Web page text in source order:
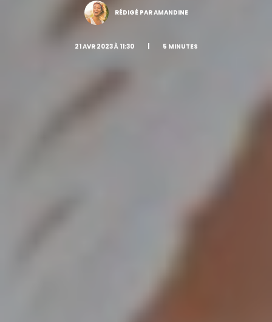
RÉDIGÉ PAR AMANDINE
21 AVR 2023 À 11:30 | 5 MINUTES